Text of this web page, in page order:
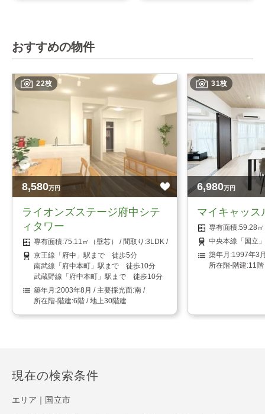
おすすめの物件
22枚
8,580万円
ライオンズステージ府中シテ
ィタワー
75.11㎡（壁芯）
3LDK
京王線「府中」駅まで 徒歩5分
南武線「府中本町」駅まで 徒歩10分
武蔵野線「府中本町」駅まで 徒歩10分
2003年8月
南
6階 / 地上30階建
31枚
6,980万円
マイキャッス
59.28
中央本線「国立
1997年3
11
現在の検索条件
エリア｜ 国立市